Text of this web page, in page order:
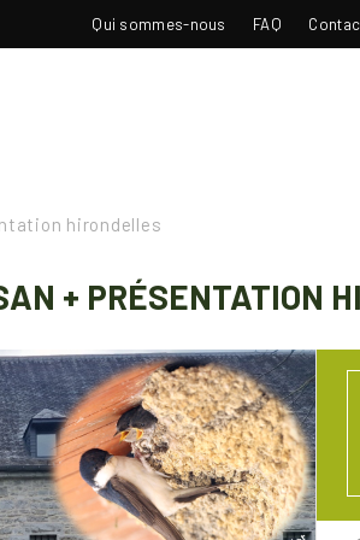
TOP
NAVIGATION
Qui sommes-nous FAQ
hirondelles
+ PRÉSENTATION